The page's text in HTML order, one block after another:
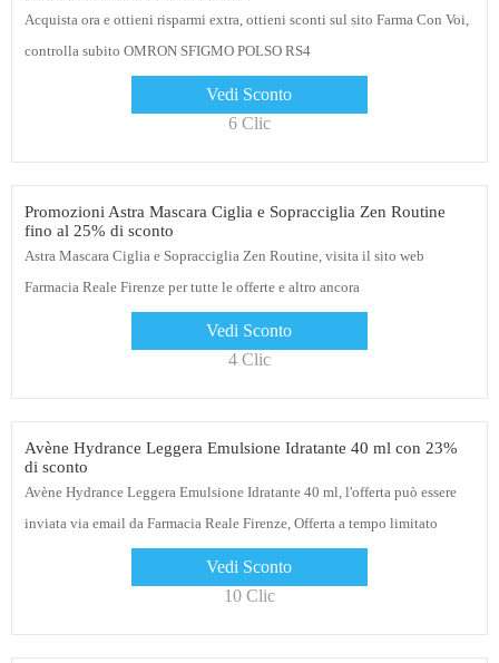
Acquista ora e ottieni risparmi extra, ottieni sconti sul sito Farma Con Voi,
controlla subito OMRON SFIGMO POLSO RS4
Vedi Sconto
6 Clic
Promozioni Astra Mascara Ciglia e Sopracciglia Zen Routine
fino al 25% di sconto
Astra Mascara Ciglia e Sopracciglia Zen Routine, visita il sito web
Farmacia Reale Firenze per tutte le offerte e altro ancora
Vedi Sconto
4 Clic
Avène Hydrance Leggera Emulsione Idratante 40 ml con 23%
di sconto
Avène Hydrance Leggera Emulsione Idratante 40 ml, l'offerta può essere
inviata via email da Farmacia Reale Firenze, Offerta a tempo limitato
Vedi Sconto
10 Clic